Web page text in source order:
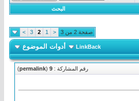
البحث
صفحة 2 من 3 <
1
2
3
>
LinkBack أدوات الموضوع
رقم المشاركة : 9
(
permalink
)